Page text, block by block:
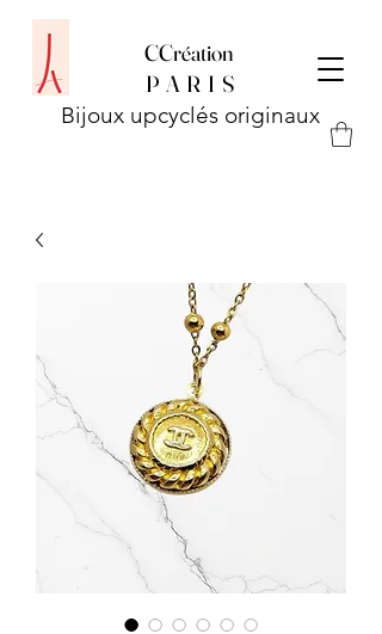
CCréation
P A R I S
Bijoux upcyclés originaux